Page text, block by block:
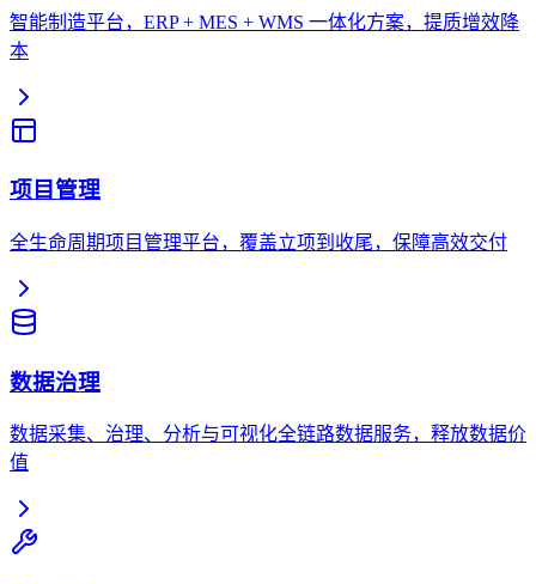
智能制造平台，ERP + MES + WMS 一体化方案，提质增效降
本
项目管理
全生命周期项目管理平台，覆盖立项到收尾，保障高效交付
数据治理
数据采集、治理、分析与可视化全链路数据服务，释放数据价
值